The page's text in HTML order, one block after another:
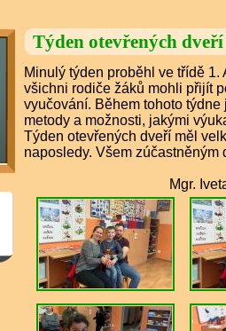
Týden otevřených dveří
Minulý týden proběhl ve třídě
všichni rodiče žáků mohli přijít
vyučování. Během tohoto
metody a možnosti, jakými
Týden otevřených dveří měl
naposledy. Všem
Mgr. Iveta